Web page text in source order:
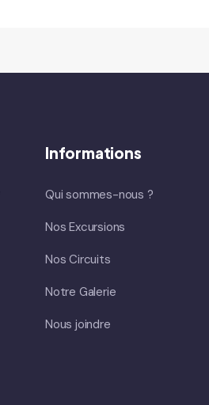
Informations
Qui sommes-nous ?
Nos Excursions
Nos Circuits
Notre Galerie
Nous joindre